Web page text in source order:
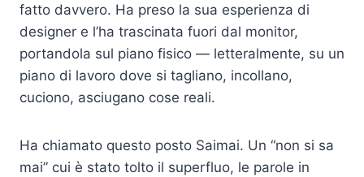
fatto davvero. Ha preso la sua esperienza di
designer e l’ha trascinata fuori dal monitor,
portandola sul piano fisico — letteralmente, su un
piano di lavoro dove si tagliano, incollano,
cuciono, asciugano cose reali.
Ha chiamato questo posto Saimai. Un “non si sa
mai” cui è stato tolto il superfluo, le parole in